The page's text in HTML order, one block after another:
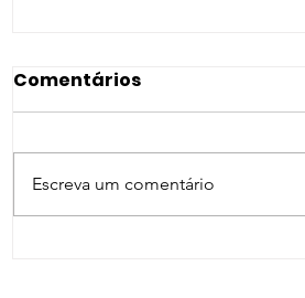
A Vida ao Ar Livre...
Comentários
Escreva um comentário